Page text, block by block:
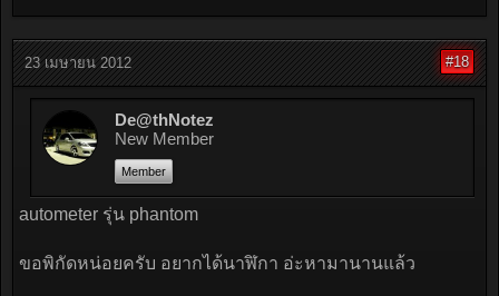
23 เมษายน 2012 #18
De@thNotez
New Member
Member
autometer รุ่น phantom
ขอพิกัดหน่อยครับ อยากได้นาฬิกา อ่ะหามานานแล้ว